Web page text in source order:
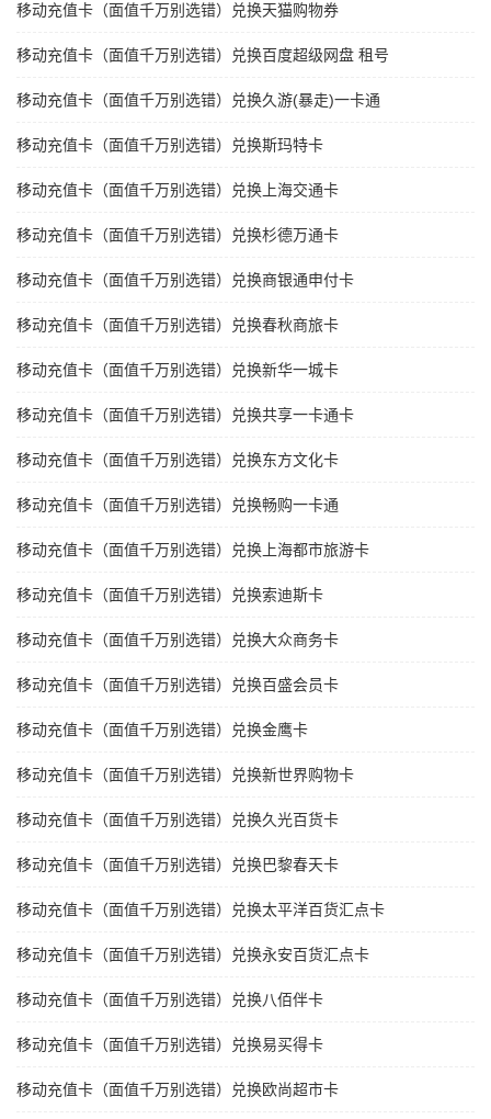
移动充值卡（面值千万别选错）兑换天猫购物券
移动充值卡（面值千万别选错）兑换百度超级网盘 租号
移动充值卡（面值千万别选错）兑换久游(暴走)一卡通
移动充值卡（面值千万别选错）兑换斯玛特卡
移动充值卡（面值千万别选错）兑换上海交通卡
移动充值卡（面值千万别选错）兑换杉德万通卡
移动充值卡（面值千万别选错）兑换商银通申付卡
移动充值卡（面值千万别选错）兑换春秋商旅卡
移动充值卡（面值千万别选错）兑换新华一城卡
移动充值卡（面值千万别选错）兑换共享一卡通卡
移动充值卡（面值千万别选错）兑换东方文化卡
移动充值卡（面值千万别选错）兑换畅购一卡通
移动充值卡（面值千万别选错）兑换上海都市旅游卡
移动充值卡（面值千万别选错）兑换索迪斯卡
移动充值卡（面值千万别选错）兑换大众商务卡
移动充值卡（面值千万别选错）兑换百盛会员卡
移动充值卡（面值千万别选错）兑换金鹰卡
移动充值卡（面值千万别选错）兑换新世界购物卡
移动充值卡（面值千万别选错）兑换久光百货卡
移动充值卡（面值千万别选错）兑换巴黎春天卡
移动充值卡（面值千万别选错）兑换太平洋百货汇点卡
移动充值卡（面值千万别选错）兑换永安百货汇点卡
移动充值卡（面值千万别选错）兑换八佰伴卡
移动充值卡（面值千万别选错）兑换易买得卡
移动充值卡（面值千万别选错）兑换欧尚超市卡